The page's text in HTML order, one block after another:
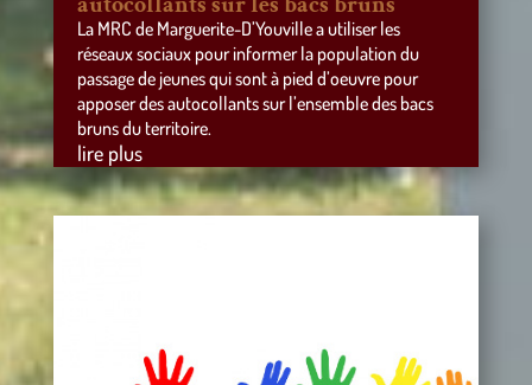
La MRC de Marguerite-D’Youville a utiliser les
réseaux sociaux pour informer la population du
passage de jeunes qui sont à pied d’oeuvre pour
apposer des autocollants sur l’ensemble des bacs
bruns du territoire.
lire plus